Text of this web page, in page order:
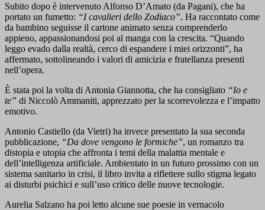
Subito dopo è intervenuto Alfonso D’Amato (da Pagani), che ha
portato un fumetto: “I cavalieri dello Zodiaco”. Ha raccontato come
da bambino seguisse il cartone animato senza comprenderlo
appieno, appassionandosi poi al manga con la crescita. “Quando
leggo evado dalla realtà, cerco di espandere i miei orizzonti”, ha
affermato, sottolineando i valori di amicizia e fratellanza presenti
nell’opera.
È stata poi la volta di Antonia Giannotta, che ha consigliato “Io e
te” di Niccolò Ammaniti, apprezzato per la scorrevolezza e l’impatto
emotivo.
Antonio Castiello (da Vietri) ha invece presentato la sua seconda
pubblicazione, “Da dove vengono le formiche”, un romanzo tra
distopia e utopia che affronta i temi della malattia mentale e
dell’intelligenza artificiale. Ambientato in un futuro prossimo con un
sistema sanitario in crisi, il libro invita a riflettere sullo stigma legato
ai disturbi psichici e sull’uso critico delle nuove tecnologie.
Aurelia Salzano ha poi letto alcune sue poesie in vernacolo